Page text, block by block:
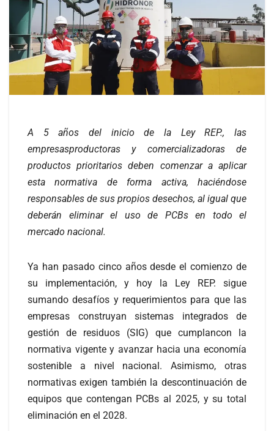
A 5 años del inicio de la Ley REP., las
empresasproductoras y comercializadoras de
productos prioritarios deben comenzar a aplicar
esta normativa de forma activa, haciéndose
responsables de sus propios desechos, al igual que
deberán eliminar el uso de PCBs en todo el
mercado nacional.
Ya han pasado cinco años desde el comienzo de
su implementación, y hoy la Ley REP. sigue
sumando desafíos y requerimientos para que las
empresas construyan sistemas integrados de
gestión de residuos (SIG) que cumplancon la
normativa vigente y avanzar hacia una economía
sostenible a nivel nacional. Asimismo, otras
normativas exigen también la descontinuación de
equipos que contengan PCBs al 2025, y su total
eliminación en el 2028.